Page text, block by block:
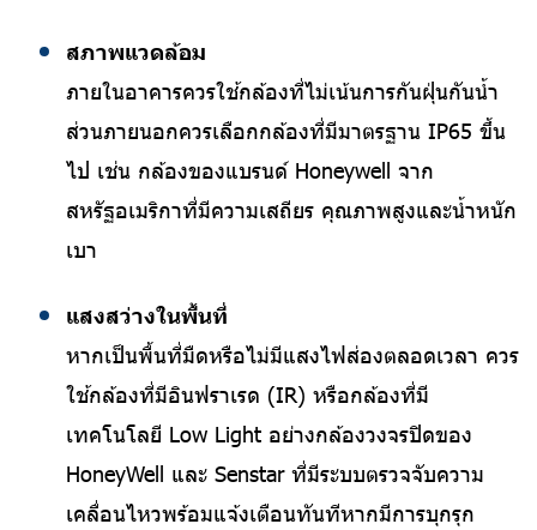
สภาพแวดล้อม
ภายในอาคารควรใช้กล้องที่ไม่เน้นการกันฝุ่นกันน้ำ
ส่วนภายนอกควรเลือกกล้องที่มีมาตรฐาน IP65 ขึ้น
ไป เช่น กล้องของแบรนด์ Honeywell จาก
สหรัฐอเมริกาที่มีความเสถียร คุณภาพสูงและน้ำหนัก
เบา
แสงสว่างในพื้นที่
หากเป็นพื้นที่มืดหรือไม่มีแสงไฟส่องตลอดเวลา ควร
ใช้กล้องที่มีอินฟราเรด (IR) หรือกล้องที่มี
เทคโนโลยี Low Light อย่างกล้องวงจรปิดของ
HoneyWell และ Senstar ที่มีระบบตรวจจับความ
เคลื่อนไหวพร้อมแจ้งเตือนทันทีหากมีการบุกรุก